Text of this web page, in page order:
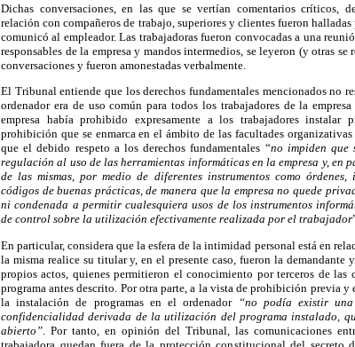
Dichas conversaciones, en las que se vertían comentarios críticos,
relación con compañeros de trabajo, superiores y clientes fueron
comunicó al empleador. Las trabajadoras fueron convocadas a una
responsables de la empresa y mandos intermedios, se leyeron (y otras se
conversaciones y fueron amonestadas verbalmente.
El Tribunal entiende que los derechos fundamentales mencionados no
ordenador era de uso común para todos los trabajadores de la
empresa había prohibido expresamente a los trabajadores instalar
prohibición que se enmarca en el ámbito de las facultades organizativas
que el debido respeto a los derechos fundamentales “no impiden que
regulación al uso de las herramientas informáticas en la empresa y, en
de las mismas, por medio de diferentes instrumentos como órdenes,
códigos de buenas prácticas, de manera que la empresa no quede
ni condenada a permitir cualesquiera usos de los instrumentos
de control sobre la utilización efectivamente realizada por el trabajador
En particular, considera que la esfera de la intimidad personal está en
la misma realice su titular y, en el presente caso, fueron la demandante
propios actos, quienes permitieron el conocimiento por terceros de las
programa antes descrito. Por otra parte, a la vista de prohibición previa y
la instalación de programas en el ordenador“no podía existir una
confidencialidad derivada de la utilización del programa instalado,
abierto” . Por tanto, en opinión del Tribunal, las comunicaciones